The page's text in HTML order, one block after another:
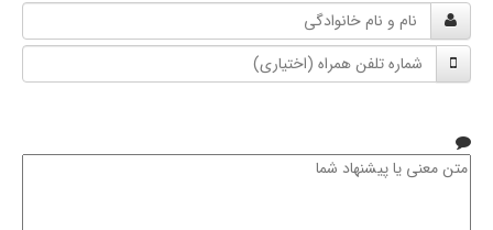
و
نام
خانوادگی
شماره
تلفن
متن